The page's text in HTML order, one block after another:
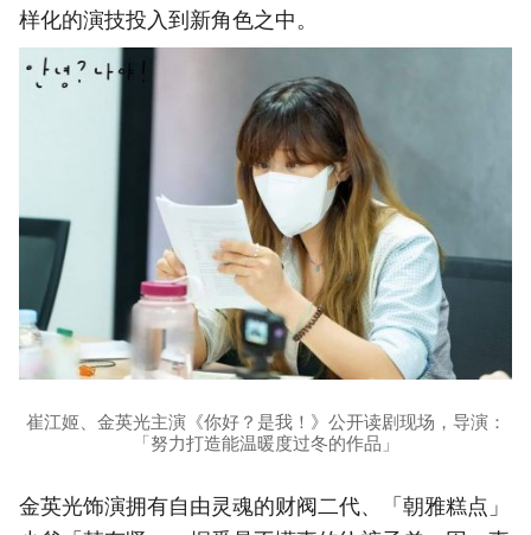
样化的演技投入到新角色之中。
崔江姬、金英光主演《你好？是我！》公开读剧现场，导演：
「努力打造能温暖度过冬的作品」
金英光饰演拥有自由灵魂的财阀二代、「朝雅糕点」